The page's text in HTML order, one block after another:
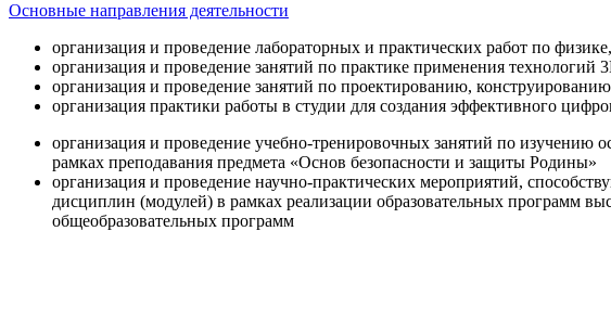
Основные направления деятельности
организация и проведение лабораторных и практических работ по
организация и проведение занятий по практике применения
организация и проведение занятий по проектированию,
организация практики работы в студии для создания эффективного
организация и проведение учебно-тренировочных занятий по изучению
рамках преподавания предмета «Основ безопасности и защиты Родины»
организация и проведение научно-практических мероприятий,
дисциплин (модулей) в рамках реализации образовательных программ
общеобразовательных программ